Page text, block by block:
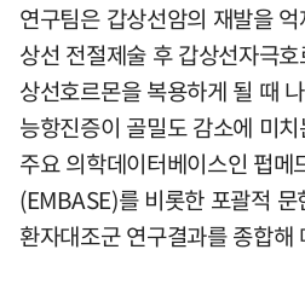
연구팀은 갑상선암의 재발을
상선 전절제술 후 갑상선자극
상선호르몬을 복용하게 될 때
능항진증이 골밀도 감소에 미
주요 의학데이터베이스인 펍
(EMBASE)를 비롯한 포괄적
환자대조군 연구결과를 종합해